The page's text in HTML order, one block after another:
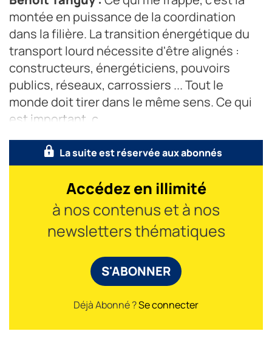
montée en puissance de la coordination
dans la filière. La tran­sition énergétique du
transport lourd nécessite d'être alignés :
constructeurs, énergéticiens, pouvoirs
publics, réseaux, carrossiers ... Tout le
monde doit tirer dans le même sens. Ce qui
est important, c
La suite est réservée aux abonnés
Accédez en illimité
à nos contenus et à nos
newsletters thématiques
S'ABONNER
Déjà Abonné ?Se connecter